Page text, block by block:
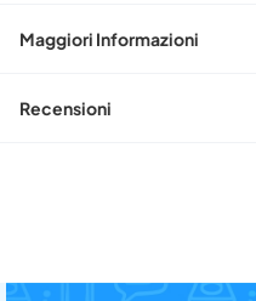
Maggiori Informazioni
Recensioni